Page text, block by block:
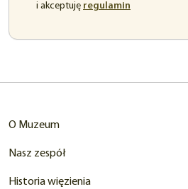
i akceptuję regulamin
O Muzeum
Nasz zespół
Historia więzienia